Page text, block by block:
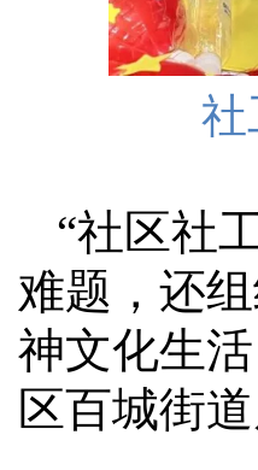
社
“社区社
难题，还
神文化生
区百城街